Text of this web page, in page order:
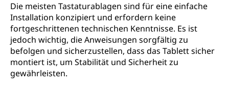
Die meisten Tastaturablagen sind für eine einfache
Installation konzipiert und erfordern keine
fortgeschrittenen technischen Kenntnisse. Es ist
jedoch wichtig, die Anweisungen sorgfältig zu
befolgen und sicherzustellen, dass das Tablett sicher
montiert ist, um Stabilität und Sicherheit zu
gewährleisten.